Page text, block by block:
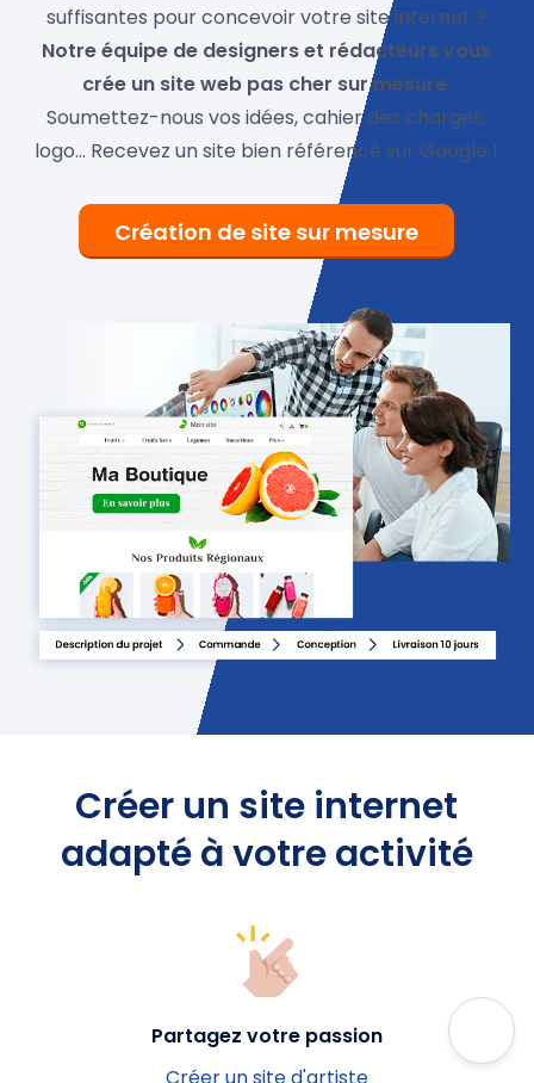
suffisantes pour concevoir votre site internet ?
Notre équipe de designers et rédacteurs vous
crée un site web pas cher sur mesure.
Soumettez-nous vos idées, cahier des charges,
logo… Recevez un site bien référencé sur Google !
Création de site sur mesure
Créer un site internet
adapté à votre activité
Partagez votre passion